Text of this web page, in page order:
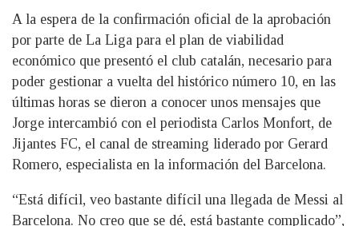
A la espera de la confirmación oficial de la aprobación
por parte de La Liga para el plan de viabilidad
económico que presentó el club catalán, necesario para
poder gestionar a vuelta del histórico número 10, en las
últimas horas se dieron a conocer unos mensajes que
Jorge intercambió con el periodista Carlos Monfort, de
Jijantes FC, el canal de streaming liderado por Gerard
Romero, especialista en la información del Barcelona.
“Está difícil, veo bastante difícil una llegada de Messi al
Barcelona. No creo que se dé, está bastante complicado”,